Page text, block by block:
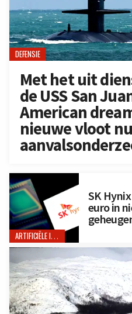
DEFENSIE
Met het uit
de USS San
American
nieuwe vloot
ARTIFICIËLE INTELLIGENTIE
SK
euro in